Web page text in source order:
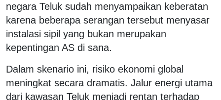
negara Teluk sudah menyampaikan keberatan
karena beberapa serangan tersebut menyasar
instalasi sipil yang bukan merupakan
kepentingan AS di sana.
Dalam skenario ini, risiko ekonomi global
meningkat secara dramatis. Jalur energi utama
dari kawasan Teluk menjadi rentan terhadap